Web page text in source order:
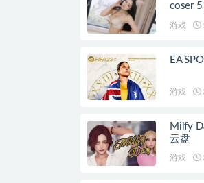
游戏
EA
游戏
Milfy
云盘
游戏